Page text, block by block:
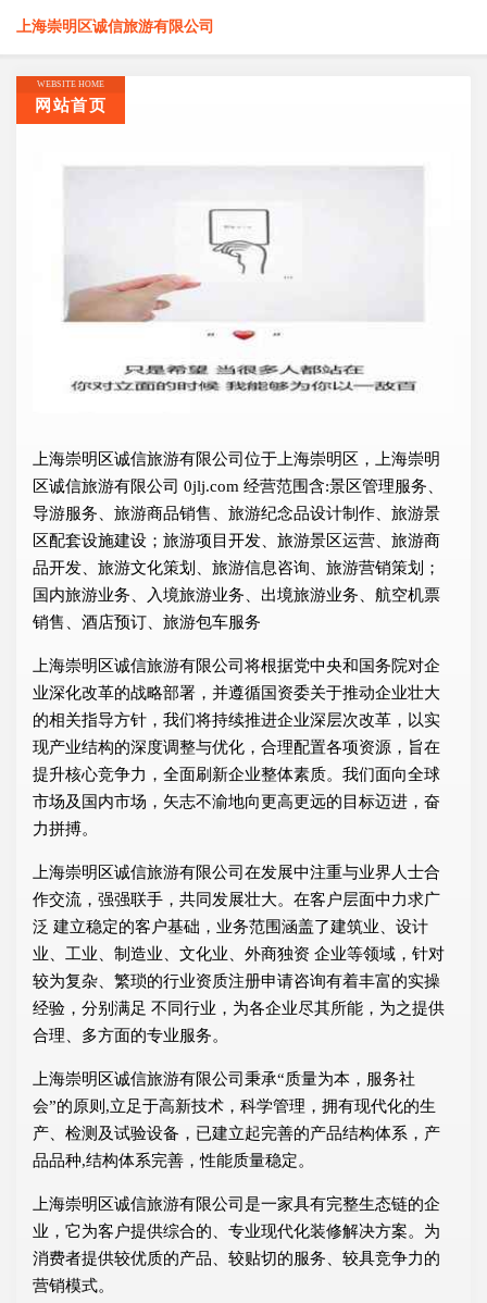
上海崇明区诚信旅游有限公司
WEBSITE HOME
网站首页
上海崇明区诚信旅游有限公司位于上海崇明区，上海崇明
区诚信旅游有限公司 0jlj.com 经营范围含:景区管理服务、
导游服务、旅游商品销售、旅游纪念品设计制作、旅游景
区配套设施建设；旅游项目开发、旅游景区运营、旅游商
品开发、旅游文化策划、旅游信息咨询、旅游营销策划；
国内旅游业务、入境旅游业务、出境旅游业务、航空机票
销售、酒店预订、旅游包车服务
上海崇明区诚信旅游有限公司将根据党中央和国务院对企
业深化改革的战略部署，并遵循国资委关于推动企业壮大
的相关指导方针，我们将持续推进企业深层次改革，以实
现产业结构的深度调整与优化，合理配置各项资源，旨在
提升核心竞争力，全面刷新企业整体素质。我们面向全球
市场及国内市场，矢志不渝地向更高更远的目标迈进，奋
力拼搏。
上海崇明区诚信旅游有限公司在发展中注重与业界人士合
作交流，强强联手，共同发展壮大。在客户层面中力求广
泛 建立稳定的客户基础，业务范围涵盖了建筑业、设计
业、工业、制造业、文化业、外商独资 企业等领域，针对
较为复杂、繁琐的行业资质注册申请咨询有着丰富的实操
经验，分别满足 不同行业，为各企业尽其所能，为之提供
合理、多方面的专业服务。
上海崇明区诚信旅游有限公司秉承“质量为本，服务社
会”的原则,立足于高新技术，科学管理，拥有现代化的生
产、检测及试验设备，已建立起完善的产品结构体系，产
品品种,结构体系完善，性能质量稳定。
上海崇明区诚信旅游有限公司是一家具有完整生态链的企
业，它为客户提供综合的、专业现代化装修解决方案。为
消费者提供较优质的产品、较贴切的服务、较具竞争力的
营销模式。